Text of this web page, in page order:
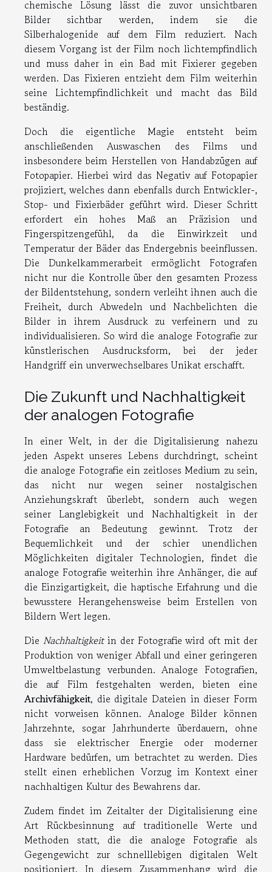
chemische Lösung lässt die zuvor unsichtbaren
Bilder sichtbar werden, indem sie die
Silberhalogenide auf dem Film reduziert. Nach
diesem Vorgang ist der Film noch lichtempfindlich
und muss daher in ein Bad mit Fixierer gegeben
werden. Das Fixieren entzieht dem Film weiterhin
seine Lichtempfindlichkeit und macht das Bild
beständig.
Doch die eigentliche Magie entsteht beim
anschließenden Auswaschen des Films und
insbesondere beim Herstellen von Handabzügen auf
Fotopapier. Hierbei wird das Negativ auf Fotopapier
projiziert, welches dann ebenfalls durch Entwickler-,
Stop- und Fixierbäder geführt wird. Dieser Schritt
erfordert ein hohes Maß an Präzision und
Fingerspitzengefühl, da die Einwirkzeit und
Temperatur der Bäder das Endergebnis beeinflussen.
Die Dunkelkammerarbeit ermöglicht Fotografen
nicht nur die Kontrolle über den gesamten Prozess
der Bildentstehung, sondern verleiht ihnen auch die
Freiheit, durch Abwedeln und Nachbelichten die
Bilder in ihrem Ausdruck zu verfeinern und zu
individualisieren. So wird die analoge Fotografie zur
künstlerischen Ausdrucksform, bei der jeder
Handgriff ein unverwechselbares Unikat erschafft.
Die Zukunft und Nachhaltigkeit
der analogen Fotografie
In einer Welt, in der die Digitalisierung nahezu
jeden Aspekt unseres Lebens durchdringt, scheint
die analoge Fotografie ein zeitloses Medium zu sein,
das nicht nur wegen seiner nostalgischen
Anziehungskraft überlebt, sondern auch wegen
seiner Langlebigkeit und Nachhaltigkeit in der
Fotografie an Bedeutung gewinnt. Trotz der
Bequemlichkeit und der schier unendlichen
Möglichkeiten digitaler Technologien, findet die
analoge Fotografie weiterhin ihre Anhänger, die auf
die Einzigartigkeit, die haptische Erfahrung und die
bewusstere Herangehensweise beim Erstellen von
Bildern Wert legen.
Die Nachhaltigkeitin der Fotografie wird oft mit der
Produktion von weniger Abfall und einer geringeren
Umweltbelastung verbunden. Analoge Fotografien,
die auf Film festgehalten werden, bieten eine
Archivfähigkeit, die digitale Dateien in dieser Form
nicht vorweisen können. Analoge Bilder können
Jahrzehnte, sogar Jahrhunderte überdauern, ohne
dass sie elektrischer Energie oder moderner
Hardware bedürfen, um betrachtet zu werden. Dies
stellt einen erheblichen Vorzug im Kontext einer
nachhaltigen Kultur des Bewahrens dar.
Zudem findet im Zeitalter der Digitalisierung eine
Art Rückbesinnung auf traditionelle Werte und
Methoden statt, die die analoge Fotografie als
Gegengewicht zur schnelllebigen digitalen Welt